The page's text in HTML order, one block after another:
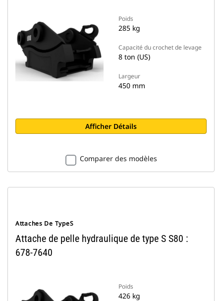
Poids
285 kg
Capacité du crochet de levage
8 ton (US)
Largeur
450 mm
Afficher Détails
Comparer des modèles
Attaches De TypeS
Attache de pelle hydraulique de type S S80 :
678-7640
Poids
426 kg